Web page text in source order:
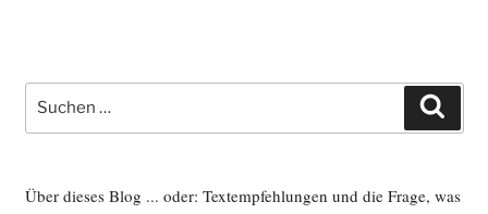
Suche
nach:
Über dieses Blog ... oder: Textempfehlungen und die Frage, was